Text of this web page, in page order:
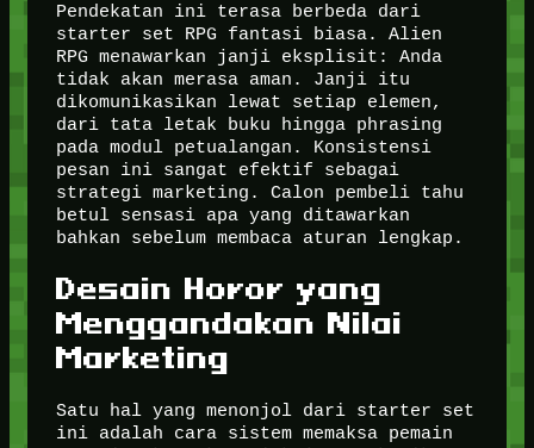
Pendekatan ini terasa berbeda dari
starter set RPG fantasi biasa. Alien
RPG menawarkan janji eksplisit: Anda
tidak akan merasa aman. Janji itu
dikomunikasikan lewat setiap elemen,
dari tata letak buku hingga phrasing
pada modul petualangan. Konsistensi
pesan ini sangat efektif sebagai
strategi marketing. Calon pembeli tahu
betul sensasi apa yang ditawarkan
bahkan sebelum membaca aturan lengkap.
Desain Horor yang
Menggandakan Nilai
Marketing
Satu hal yang menonjol dari starter set
ini adalah cara sistem memaksa pemain